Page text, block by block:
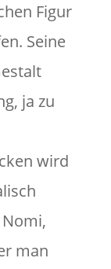
Figur
Seine
ja zu
wird
man